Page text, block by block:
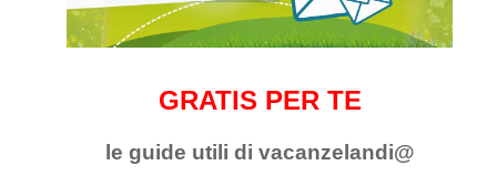
GRATIS PER TE
le guide utili di vacanzelandi@